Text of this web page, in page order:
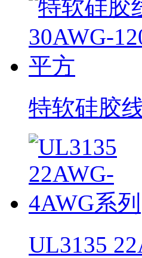
特软硅胶
UL3135